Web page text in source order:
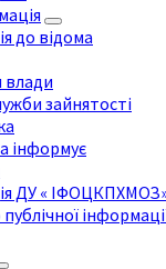
до відома
зайнятості
інформує
ДУ «